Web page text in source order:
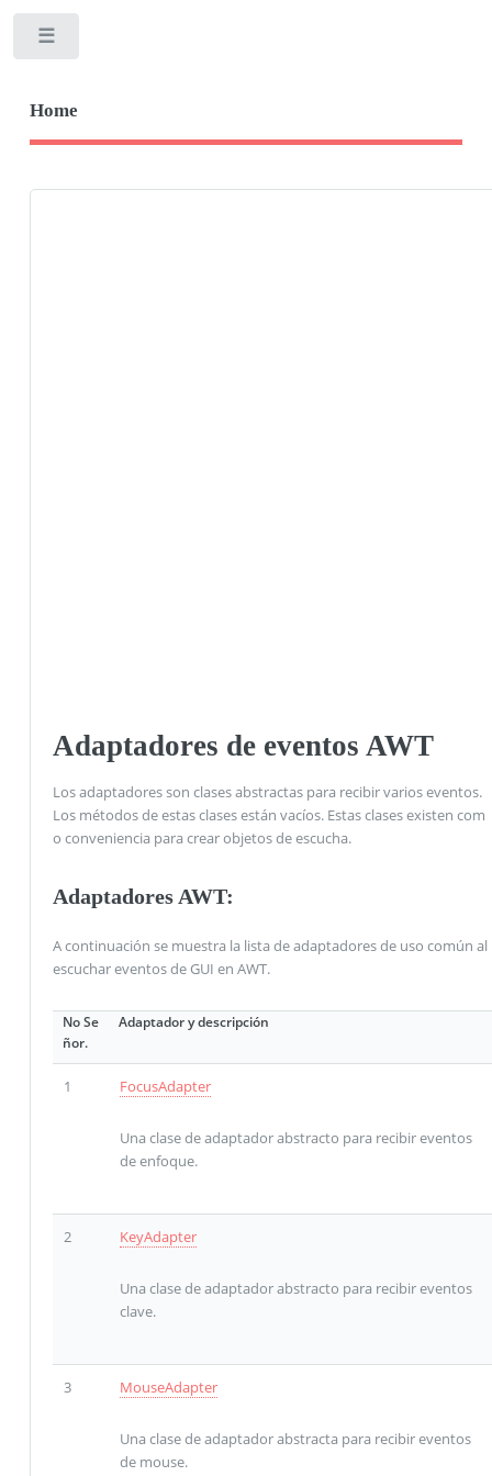
Home
Adaptadores de eventos AWT
Los adaptadores son clases abstractas para recibir varios eventos.
Los métodos de estas clases están vacíos. Estas clases existen com
o conveniencia para crear objetos de escucha.
Adaptadores AWT:
A continuación se muestra la lista de adaptadores de uso común al
escuchar eventos de GUI en AWT.
No Se
ñor.
Adaptador y descripción
1 FocusAdapter
Una clase de adaptador abstracto para recibir eventos
de enfoque.
2 KeyAdapter
Una clase de adaptador abstracto para recibir eventos
clave.
3 MouseAdapter
Una clase de adaptador abstracta para recibir eventos
de mouse.